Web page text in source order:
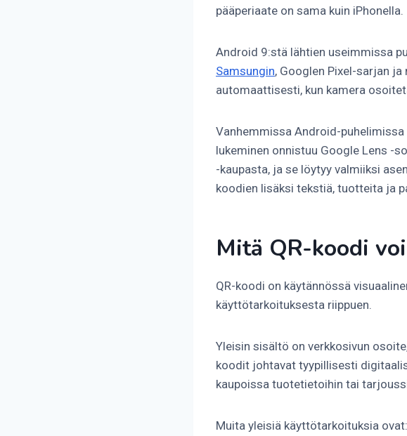
pääperiaate on sama kuin iPhonella.
Android 9:stä lähtien useimmissa
Samsungin, Googlen Pixel-sarjan
automaattisesti, kun kamera
Vanhemmissa Android-
lukeminen onnistuu Google Lens -
-kaupasta, ja se löytyy valmiiksi
koodien lisäksi tekstiä, tuotteita ja
Mitä QR-koodi
QR-koodi on käytännössä
käyttötarkoituksesta riippuen.
Yleisin sisältö on verkkosivun
koodit johtavat tyypillisesti
kaupoissa tuotetietoihin tai
Muita yleisiä käyttötarkoituksia ovat: